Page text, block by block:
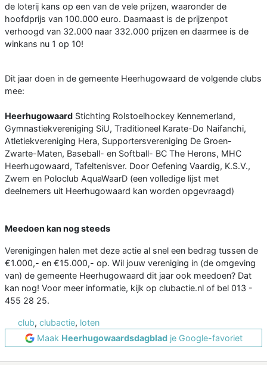
de loterij kans op een van de vele prijzen, waaronder de
hoofdprijs van 100.000 euro. Daarnaast is de prijzenpot
verhoogd van 32.000 naar 332.000 prijzen en daarmee is de
winkans nu 1 op 10!
Dit jaar doen in de gemeente Heerhugowaard de volgende clubs
mee:
Heerhugowaard Stichting Rolstoelhockey Kennemerland,
Gymnastiekvereniging SiU, Traditioneel Karate-Do Naifanchi,
Atletiekvereniging Hera, Supportersvereniging De Groen-
Zwarte-Maten, Baseball- en Softball- BC The Herons, MHC
Heerhugowaard, Tafeltenisver. Door Oefening Vaardig, K.S.V.,
Zwem en Poloclub AquaWaarD (een volledige lijst met
deelnemers uit Heerhugowaard kan worden opgevraagd)
Meedoen kan nog steeds
Verenigingen halen met deze actie al snel een bedrag tussen de
€1.000,- en €15.000,- op. Wil jouw vereniging in (de omgeving
van) de gemeente Heerhugowaard dit jaar ook meedoen? Dat
kan nog! Voor meer informatie, kijk op clubactie.nl of bel 013 -
455 28 25.
club, clubactie, loten
Maak Heerhugowaardsdagbladje Google-favoriet